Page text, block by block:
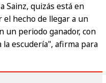
Sainz, quizás está en
hecho de llegar a un
un periodo ganador, con
escudería", afirma para